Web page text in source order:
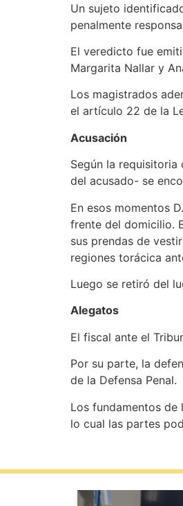
Un sujeto
penalmente
El veredicto fue
Margarita Nallar y
Los magistrados
el artículo 22 de la
Acusación
Según la requisitoria
del acusado- se
En esos momentos
frente del domicilio.
sus prendas de
regiones torácica
Luego se retiró del
Alegatos
El fiscal ante el
Por su parte, la
de la Defensa Penal.
Los fundamentos
lo cual las partes